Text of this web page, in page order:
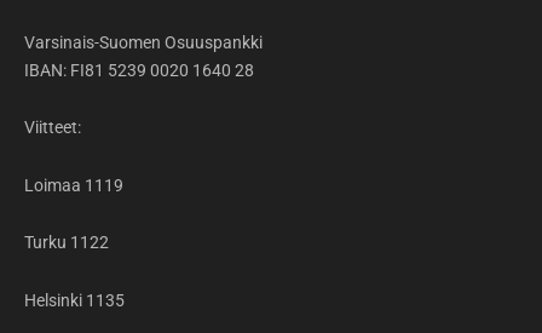
Varsinais-Suomen Osuuspankki
IBAN: FI81 5239 0020 1640 28
Viitteet:
Loimaa 1119
Turku 1122
Helsinki 1135